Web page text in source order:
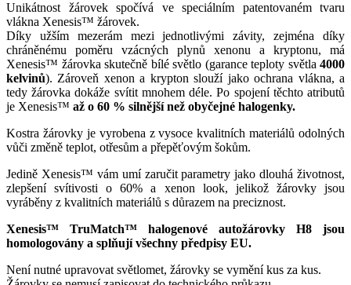
Unikátnost žárovek spočívá ve speciálním patentovaném tvaru
vlákna Xenesis™ žárovek.
Díky užším mezerám mezi jednotlivými závity, zejména díky
chráněnému poměru vzácných plynů xenonu a kryptonu, má
Xenesis™ žárovka skutečně bílé světlo (garance teploty světla 4000
kelvinů). Zároveň xenon a krypton slouží jako ochrana vlákna, a
tedy žárovka dokáže svítit mnohem déle. Po spojení těchto atributů
je Xenesis™ až o 60 % silnější než obyčejné halogenky.
Kostra žárovky je vyrobena z vysoce kvalitních materiálů odolných
vůči změně teplot, otřesům a přepěťovým šokům.
Jedině Xenesis™ vám umí zaručit parametry jako dlouhá životnost,
zlepšení svítivosti o 60% a xenon look, jelikož žárovky jsou
vyráběny z kvalitních materiálů s důrazem na preciznost.
Xenesis™ TruMatch™ halogenové autožárovky H8 jsou
homologovány a splňují všechny předpisy EU.
Není nutné upravovat světlomet, žárovky se vymění kus za kus.